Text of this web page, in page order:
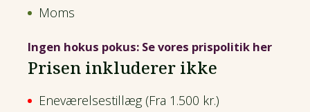
Moms
Ingen hokus pokus: Se vores prispolitik her
Prisen inkluderer ikke
Eneværelsestillæg (Fra 1.500 kr.)